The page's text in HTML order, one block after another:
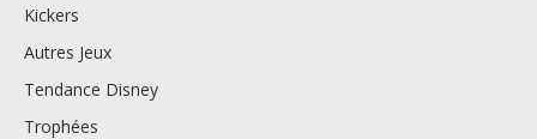
Kickers
Autres Jeux
Tendance Disney
Trophées